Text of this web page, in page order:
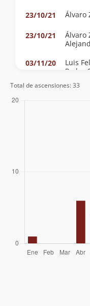
23/10/21 Álvaro
23/10/21
Álvaro
03/11/20
Luis
Pedro
23/10/20
Víctor
Total de ascensiones: 33